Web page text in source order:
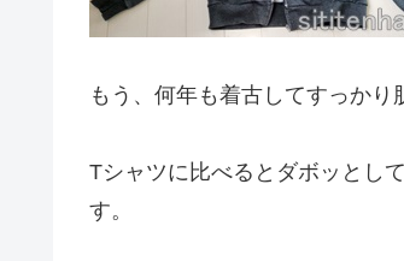
もう、何年も着古してすっかり
Tシャツに比べるとダボッとし
す。